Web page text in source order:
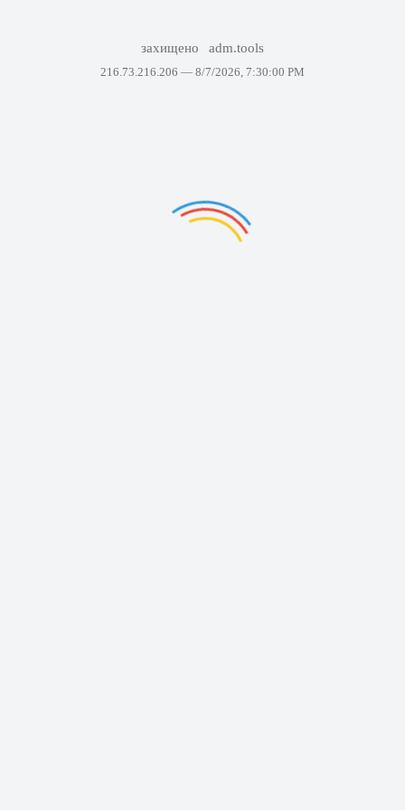
захищено adm.tools
216.73.216.206 — 8/7/2026, 7:30:00 PM